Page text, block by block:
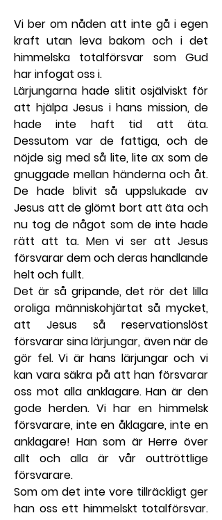
Vi ber om nåden att inte gå i egen
kraft utan leva bakom och i det
himmelska totalförsvar som Gud
har infogat oss i.
Lärjungarna hade slitit osjälviskt för
att hjälpa Jesus i hans mission, de
hade inte haft tid att äta.
Dessutom var de fattiga, och de
nöjde sig med så lite, lite ax som de
gnuggade mellan händerna och åt.
De hade blivit så uppslukade av
Jesus att de glömt bort att äta och
nu tog de något som de inte hade
rätt att ta. Men vi ser att Jesus
försvarar dem och deras handlande
helt och fullt.
Det är så gripande, det rör det lilla
oroliga människohjärtat så mycket,
att Jesus så reservationslöst
försvarar sina lärjungar, även när de
gör fel. Vi är hans lärjungar och vi
kan vara säkra på att han försvarar
oss mot alla anklagare. Han är den
gode herden. Vi har en himmelsk
försvarare, inte en åklagare, inte en
anklagare! Han som är Herre över
allt och alla är vår outtröttlige
försvarare.
Som om det inte vore tillräckligt ger
han oss ett himmelskt totalförsvar.